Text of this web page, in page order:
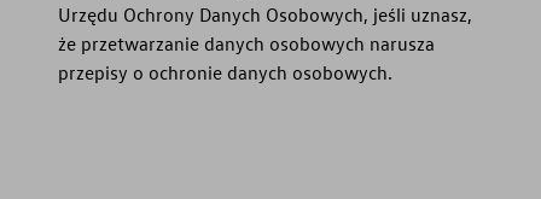
Urzędu Ochrony Danych Osobowych, jeśli uznasz,
że przetwarzanie danych osobowych narusza
przepisy o ochronie danych osobowych.